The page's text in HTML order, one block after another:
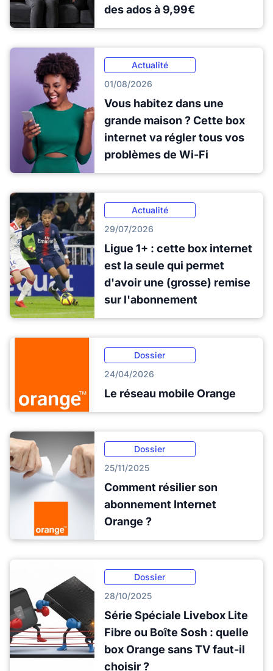
des ados à 9,99€
Actualité
01/08/2026
Vous habitez dans une
grande maison ? Cette box
internet va régler tous vos
problèmes de Wi-Fi
Actualité
29/07/2026
Ligue 1+ : cette box internet
est la seule qui permet
d'avoir une (grosse) remise
sur l'abonnement
Dossier
24/04/2026
Le réseau mobile Orange
Dossier
25/11/2025
Comment résilier son
abonnement Internet
Orange ?
Dossier
28/10/2025
Série Spéciale Livebox Lite
Fibre ou Boîte Sosh : quelle
box Orange sans TV faut-il
choisir ?